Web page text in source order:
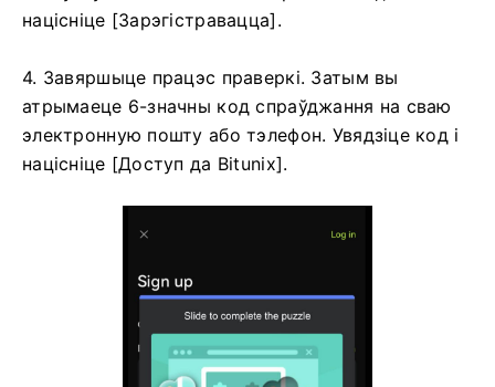
націсніце [Зарэгістравацца].
4. Завяршыце працэс праверкі. Затым вы
атрымаеце 6-значны код спраўджання на сваю
электронную пошту або тэлефон. Увядзіце код і
націсніце [Доступ да Bitunix].